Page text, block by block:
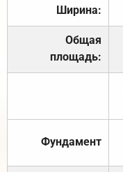
Ширина:
Общая
площадь:
Фундамент